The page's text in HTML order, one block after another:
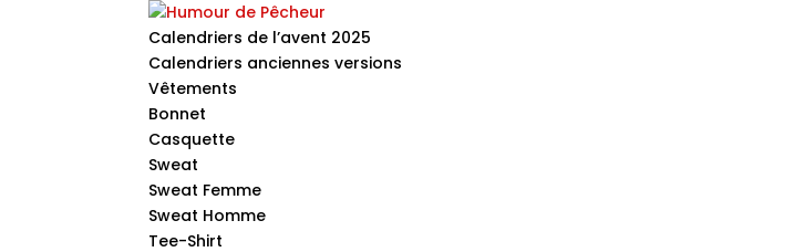
Calendriers de l’avent 2025
Calendriers anciennes versions
Vêtements
Bonnet
Casquette
Sweat
Sweat Femme
Sweat Homme
Tee-Shirt